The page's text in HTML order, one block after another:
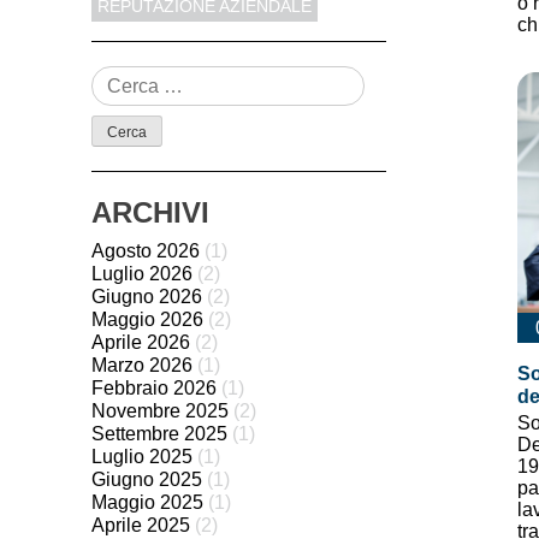
REPUTAZIONE AZIENDALE
Ricerca
per:
ARCHIVI
Agosto 2026 (1)
Luglio 2026 (2)
Giugno 2026 (2)
Maggio 2026 (2)
Aprile 2026 (2)
Marzo 2026 (1)
Febbraio 2026 (1)
Novembre 2025 (2)
Settembre 2025 (1)
Luglio 2025 (1)
Giugno 2025 (1)
Maggio 2025 (1)
Aprile 2025 (2)